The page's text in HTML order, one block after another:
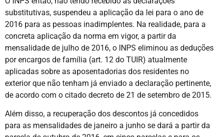
substitutivas, suspendeu a aplicação da lei para o ano de
2016 para as pessoas inadimplentes. Na realidade, para a
concreta aplicação da norma em vigor, a partir da
mensalidade de julho de 2016, o INPS eliminou as deduções
por encargos de família (art. 12 do TUIR) atualmente
aplicadas sobre as aposentadorias dos residentes no
exterior que não tenham já enviado a declaração pertinente,
de acordo com o citado decreto de 21 de setembro de 2015.
Além disso, a recuperação dos descontos já concedidos
para as mensalidades de janeiro a junho se dará a partir da